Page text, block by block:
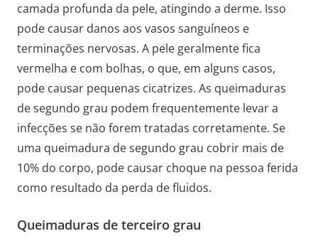
camada profunda da pele, atingindo a derme. Isso
pode causar danos aos vasos sanguíneos e
terminações nervosas. A pele geralmente fica
vermelha e com bolhas, o que, em alguns casos,
pode causar pequenas cicatrizes. As queimaduras
de segundo grau podem frequentemente levar a
infecções se não forem tratadas corretamente. Se
uma queimadura de segundo grau cobrir mais de
10% do corpo, pode causar choque na pessoa ferida
como resultado da perda de fluidos.
Queimaduras de terceiro grau